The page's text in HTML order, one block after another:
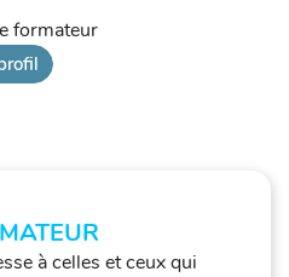
formateur
à celles et ceux qui